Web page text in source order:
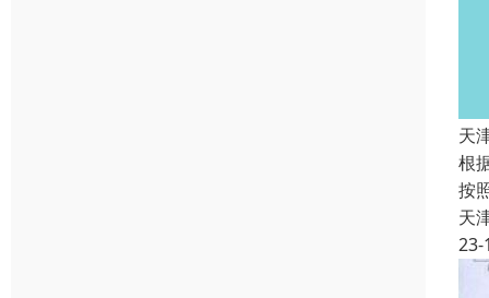
天
根
按
天
23-